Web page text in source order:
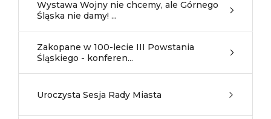
Wystawa Wojny nie chcemy, ale Górnego
Śląska nie damy! ...
Zakopane w 100-lecie III Powstania
Śląskiego - konferen...
Uroczysta Sesja Rady Miasta